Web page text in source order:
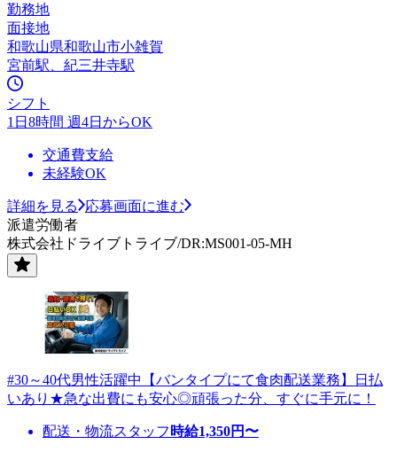
勤務地
面接地
和歌山県和歌山市小雑賀
宮前駅、紀三井寺駅
シフト
1日8時間 週4日からOK
交通費支給
未経験OK
詳細を見る
応募画面に進む
派遣労働者
株式会社ドライブトライブ/DR:MS001-05-MH
#30～40代男性活躍中【バンタイプにて食肉配送業務】日払
いあり★急な出費にも安心◎頑張った分、すぐに手元に！
配送・物流スタッフ 時給1,350円〜